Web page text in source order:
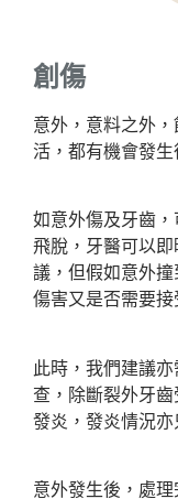
創傷
意外，意料之外
活，都有機會發
如意外傷及牙齒
飛脫，牙醫可以
議，但假如意外
傷害又是否需要接
此時，我們建議
查，除斷裂外牙
發炎，發炎情況亦
意外發生後，處